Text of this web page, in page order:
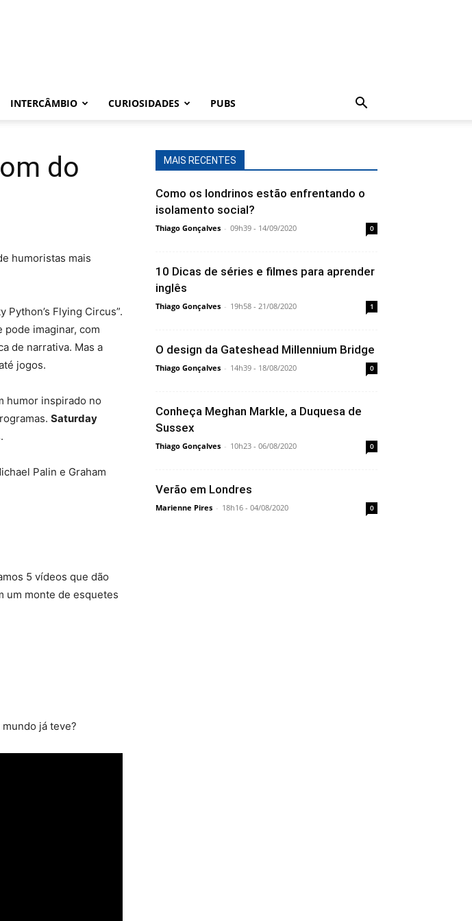
INTERCÂMBIO CURIOSIDADES PUBS
do
humoristas mais
Python’s Flying Circus”.
imaginar, com
de narrativa. Mas a
jogos.
humor inspirado no
Saturday
Palin e Graham
5 vídeos que dão
um monte de esquetes
já teve?
MAIS RECENTES
Como os londrinos estão enfrentando o
isolamento social?
Thiago Gonçalves - 09h39 - 14/09/2020 0
10 Dicas de séries e filmes para aprender
inglês
Thiago Gonçalves - 19h58 - 21/08/2020 1
O design da Gateshead Millennium Bridge
Thiago Gonçalves - 14h39 - 18/08/2020 0
Conheça Meghan Markle, a Duquesa de
Sussex
Thiago Gonçalves - 10h23 - 06/08/2020 0
Verão em Londres
Marienne Pires - 18h16 - 04/08/2020 0